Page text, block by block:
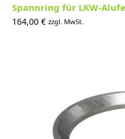
Spannring für LKW-
164,00 € zzgl. MwSt.